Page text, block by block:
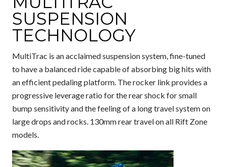
SUSPENSION
TECHNOLOGY
MultiTrac is an acclaimed suspension system, fine-tuned
to have a balanced ride capable of absorbing big hits with
an efficient pedaling platform. The rocker link provides a
progressive leverage ratio for the rear shock for small
bump sensitivity and the feeling of a long travel system on
large drops and rocks. 130mm rear travel on all Rift Zone
models.